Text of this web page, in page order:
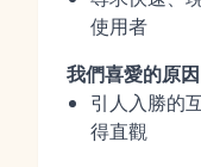
使用者
我們喜愛的原因
引人入勝的
得直觀